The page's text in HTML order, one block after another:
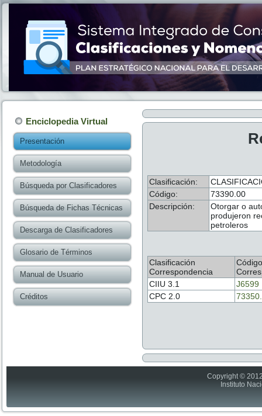
Enciclopedia Virtual
Presentación
Metodología
Búsqueda por Clasificadores
Búsqueda de Fichas Técnicas
Descarga de Clasificadores
Glosario de Términos
Manual de Usuario
Créditos
Clasificación:
Código:
73390.00
Descripción:
Otorgar o
produjeron
petroleros
Clasificación
Correspondencia
Código
CIIU 3.1
J6599
CPC 2.0
Copyright ©
Instituto